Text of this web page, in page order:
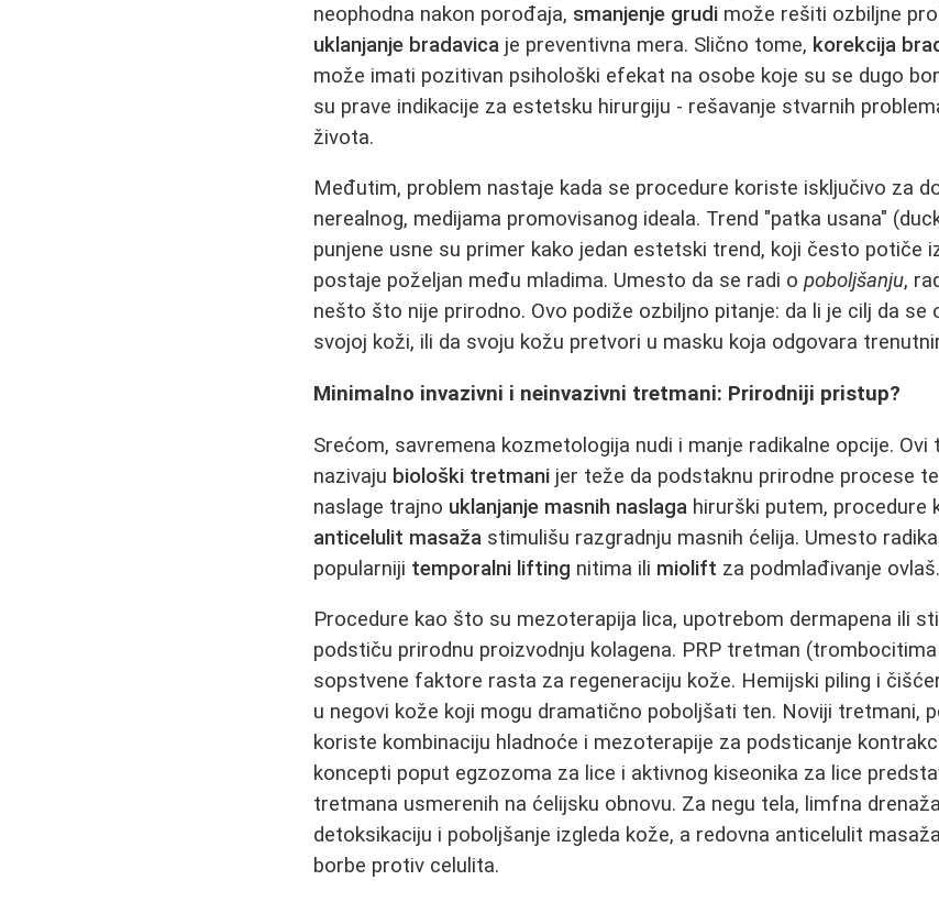
neophodna nakon porođaja, smanjenje grudi može rešiti ozbiljne
uklanjanje bradavica je preventivna mera. Slično tome, korekcija
može imati pozitivan psihološki efekat na osobe koje su se dugo
su prave indikacije za estetsku hirurgiju - rešavanje stvarnih
života.
Međutim, problem nastaje kada se procedure koriste isključivo za
nerealnog, medijama promovisanog ideala. Trend "patka usana"
punjene usne su primer kako jedan estetski trend, koji često potiče
postaje poželjan među mladima. Umesto da se radi opoboljšanju,
nešto što nije prirodno. Ovo podiže ozbiljno pitanje: da li je cilj da se
svojoj koži, ili da svoju kožu pretvori u masku koja odgovara
Minimalno invazivni i neinvazivni tretmani: Prirodniji pristup?
Srećom, savremena kozmetologija nudi i manje radikalne opcije.
nazivaju biološki tretmani jer teže da podstaknu prirodne procese
naslage trajno uklanjanje masnih naslaga hirurški putem, procedure
anticelulit masaža stimulišu razgradnju masnih ćelija. Umesto
popularniji temporalni lifting nitima ili miolift za podmlađivanje ovlaš.
Procedure kao što su mezoterapija lica, upotrebom dermapena ili
podstiču prirodnu proizvodnju kolagena. PRP tretman
sopstvene faktore rasta za regeneraciju kože. Hemijski piling i
u negovi kože koji mogu dramatično poboljšati ten. Noviji tretmani,
koriste kombinaciju hladnoće i mezoterapije za podsticanje
koncepti poput egzozoma za lice i aktivnog kiseonika za lice
tretmana usmerenih na ćelijsku obnovu. Za negu tela, limfna
detoksikaciju i poboljšanje izgleda kože, a redovna anticelulit
borbe protiv celulita.